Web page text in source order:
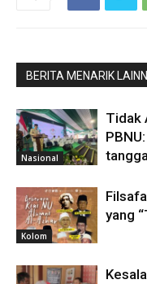
BERITA MENARIK
Nasional
Tidak
Kolom
yang